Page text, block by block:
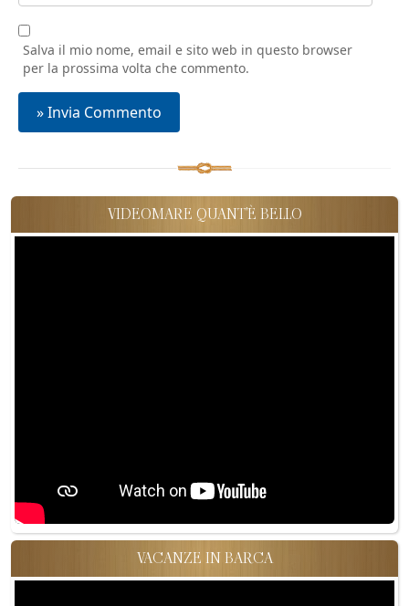
Salva il mio nome, email e sito web in questo browser
per la prossima volta che commento.
VIDEOMARE QUANT'È BELLO
VACANZE IN BARCA